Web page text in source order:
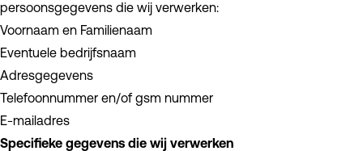
persoonsgegevens die wij verwerken:
Voornaam en Familienaam
Eventuele bedrijfsnaam
Adresgegevens
Telefoonnummer en/of gsm nummer
E-mailadres
Specifieke gegevens die wij verwerken